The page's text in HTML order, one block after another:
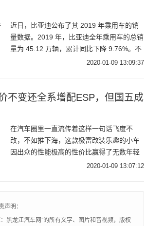
近日，比亚迪公布了其 2019 年乘用车的销
量数据。2019 年，比亚迪全年乘用车的总销
量为 45.12 万辆，累计同比下降 9.76%。不
过值得注意的是，在比亚迪全年新车销量结
2020-01-09 13:09:37
不变还全系增配ESP，但国五成
在汽车圈里一直流传着这样一句话飞度不
改，不如推下海，这款极富改装乐趣的小车
因出众的性能极高的性价比赢得了无数年轻
人的心，甚至获得了平民超跑的美称。放眼
2020-01-09 13:07:12
声明：
黑龙江汽车网”的所有文字、图片和音视频，版权